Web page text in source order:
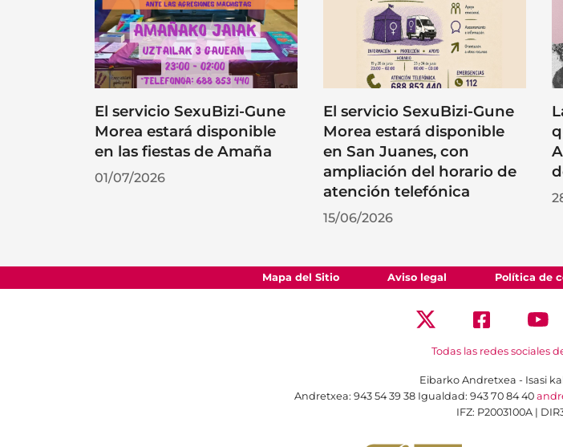
El servicio SexuBizi-Gune
Morea estará disponible
en las fiestas de Amaña
01/07/2026
El servicio SexuBizi-Gune
Morea estará disponible
en San Juanes, con
ampliación del horario de
atención telefónica
15/06/2026
Mapa del Sitio Aviso legal Política de
Todas las redes sociales
Eibarko Andretxea - Isasi
Andretxea: 943 54 39 38 Igualdad: 943 70 84 40
IFZ: P2003100A |